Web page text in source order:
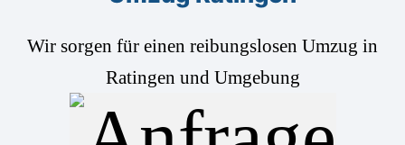
Wir sorgen für einen reibungslosen Umzug in
Ratingen und Umgebung